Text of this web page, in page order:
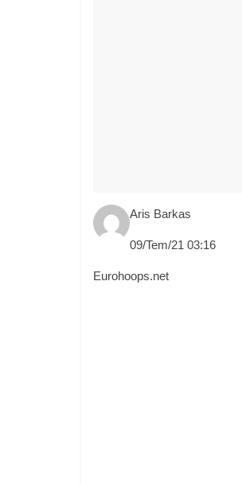
Aris Barkas
09/Tem/21 03:16
Eurohoops.net